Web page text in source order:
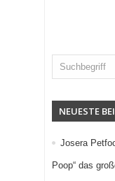
NEUESTE
Josera
Poop“ das